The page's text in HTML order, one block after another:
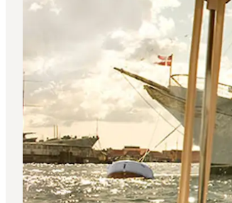
This is Copenhagen
Spis & drik
Områder
Planlæg din tur
CopenPay
Copenhagen Card